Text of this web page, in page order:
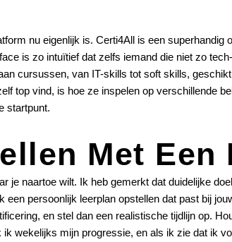
nu eigenlijk is. Certi4All is een superhandig
is zo intuïtief dat zelfs iemand die niet zo
cursussen, van IT-skills tot soft skills,
top vind, is hoe ze inspelen op verschillende
startpunt.
Met Een
je naartoe wilt. Ik heb gemerkt dat duidelijke
persoonlijk leerplan opstellen dat past bij
en stel dan een realistische tijdlijn op.
wekelijks mijn progressie, en als ik zie dat ik